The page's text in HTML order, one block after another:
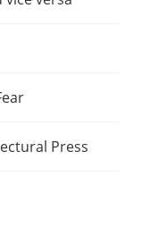
Press